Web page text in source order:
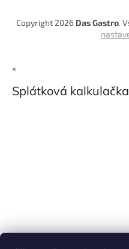
Copyright 2026 Das Gastro.
×
Splátková kalkulačka